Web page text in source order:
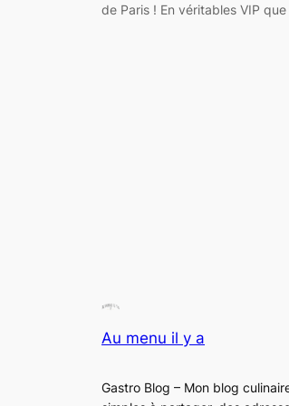
de Paris ! En véritables VIP
Au menu il y a
Gastro Blog – Mon blog